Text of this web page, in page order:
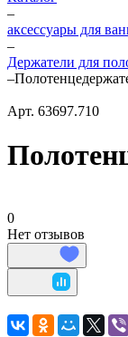
–
аксессуары для
–
Держатели для
–
Арт. 63697.710
0
Нет отзывов